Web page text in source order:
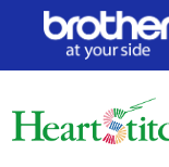
ログイン/新規会員登録